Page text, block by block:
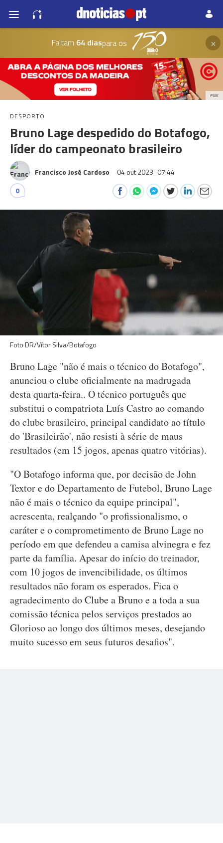
Faltam 64 diaspara os ×
PUB
DESPORTO
Bruno Lage despedido do Botafogo,
líder do campeonato brasileiro
Francisco José Cardoso 04 out 2023 07:44
0
Foto DR/Vítor Silva/Botafogo
Bruno Lage "não é mais o técnico do Botafogo",
anunciou o clube oficialmente na madrugada
desta quarta-feira.. O técnico português que
substitui o compatriota Luís Castro ao comando
do clube brasileiro, principal candidato ao título
do 'Brasileirão', não resisti à série de maus
resultados (em 15 jogos, apenas quatro vitórias).
"O Botafogo informa que, por decisão de John
Textor e do Departamento de Futebol, Bruno Lage
não é mais o técnico da equipe principal",
acrescenta, realçando "o profissionalismo, o
caráter e o comprometimento de Bruno Lage no
período em que defendeu a camisa alvinegra e fez
parte da família. Apesar do início do treinador,
com 10 jogos de invencibilidade, os últimos
resultados não foram os esperados. Fica o
agradecimento do Clube a Bruno e a toda a sua
comissão técnica pelos serviços prestados ao
Glorioso ao longo dos últimos meses, desejando
muito sucesso em seus futuros desafios".